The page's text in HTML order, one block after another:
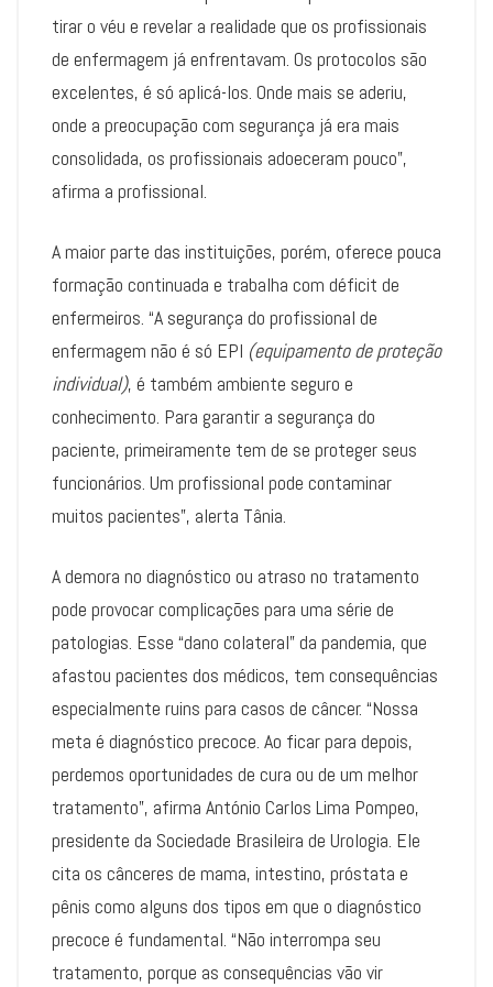
tirar o véu e revelar a realidade que os profissionais
de enfermagem já enfrentavam. Os protocolos são
excelentes, é só aplicá-los. Onde mais se aderiu,
onde a preocupação com segurança já era mais
consolidada, os profissionais adoeceram pouco”,
afirma a profissional.
A maior parte das instituições, porém, oferece pouca
formação continuada e trabalha com déficit de
enfermeiros. “A segurança do profissional de
enfermagem não é só EPI (equipamento de proteção
individual), é também ambiente seguro e
conhecimento. Para garantir a segurança do
paciente, primeiramente tem de se proteger seus
funcionários. Um profissional pode contaminar
muitos pacientes”, alerta Tânia.
A demora no diagnóstico ou atraso no tratamento
pode provocar complicações para uma série de
patologias. Esse “dano colateral” da pandemia, que
afastou pacientes dos médicos, tem consequências
especialmente ruins para casos de câncer. “Nossa
meta é diagnóstico precoce. Ao ficar para depois,
perdemos oportunidades de cura ou de um melhor
tratamento”, afirma António Carlos Lima Pompeo,
presidente da Sociedade Brasileira de Urologia. Ele
cita os cânceres de mama, intestino, próstata e
pênis como alguns dos tipos em que o diagnóstico
precoce é fundamental. “Não interrompa seu
tratamento, porque as consequências vão vir